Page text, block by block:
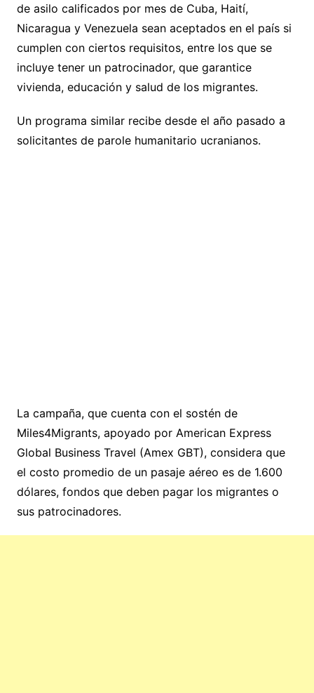
de asilo calificados por mes de Cuba, Haití,
Nicaragua y Venezuela sean aceptados en el país si
cumplen con ciertos requisitos, entre los que se
incluye tener un patrocinador, que garantice
vivienda, educación y salud de los migrantes.
Un programa similar recibe desde el año pasado a
solicitantes de parole humanitario ucranianos.
La campaña, que cuenta con el sostén de
Miles4Migrants, apoyado por American Express
Global Business Travel (Amex GBT), considera que
el costo promedio de un pasaje aéreo es de 1.600
dólares, fondos que deben pagar los migrantes o
sus patrocinadores.